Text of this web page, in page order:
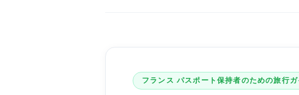
フランス パスポート保持者のための旅行ガ